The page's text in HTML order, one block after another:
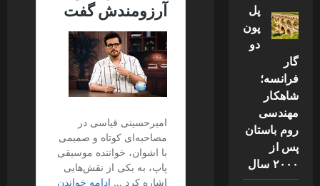
پل
پون
دو
گار
فرانسه؛
شاهکار
مهندسی
روم باستان
پس از
۲۰۰۰ سال